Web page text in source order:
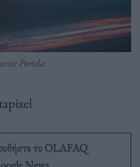
Portela
το OLAFAQ